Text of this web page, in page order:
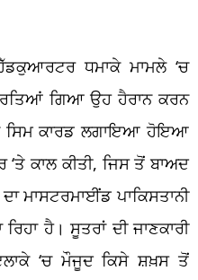
ਧਮਾਕੇ ਮਾਮਲੇ ‘ਚ
ਗਿਆ ਉਹ ਹੈਰਾਨ ਕਰਨ
ਸਿਮ ਕਾਰਡ ਲਗਾਇਆ ਹੋਇਆ
ਕਾਲ ਕੀਤੀ, ਜਿਸ ਤੋਂ ਬਾਅਦ
ਮਾਸਟਰਮਾਈਂਡ ਪਾਕਿਸਤਾਨੀ
ਹੈ। ਸੂਤਰਾਂ ਦੀ ਜਾਣਕਾਰੀ
‘ਚ ਮੌਜੂਦ ਕਿਸੇ ਸ਼ਖ਼ਸ ਤੋਂ